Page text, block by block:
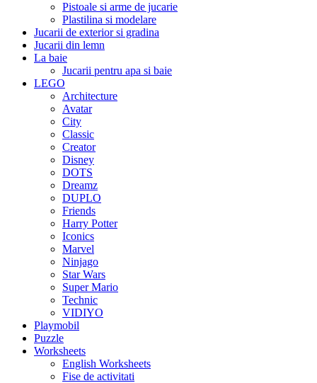
Pistoale si arme de jucarie
Plastilina si modelare
Jucarii de exterior si gradina
Jucarii din lemn
La baie
Jucarii pentru apa si baie
LEGO
Architecture
Avatar
City
Classic
Creator
Disney
DOTS
Dreamz
DUPLO
Friends
Harry Potter
Iconics
Marvel
Ninjago
Star Wars
Super Mario
Technic
VIDIYO
Playmobil
Puzzle
Worksheets
English Worksheets
Fise de activitati